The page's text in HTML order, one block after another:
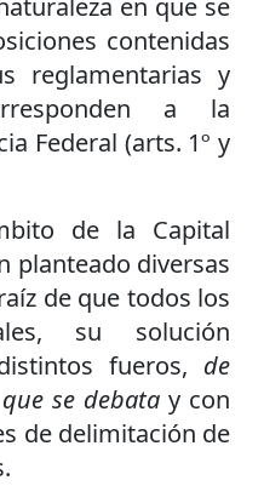
en que se
contenidas
reglamentarias y
a la
Federal (arts. 1º y
de la Capital
planteado diversas
de que todos los
su solución
fueros, de
se debatay con
de delimitación de